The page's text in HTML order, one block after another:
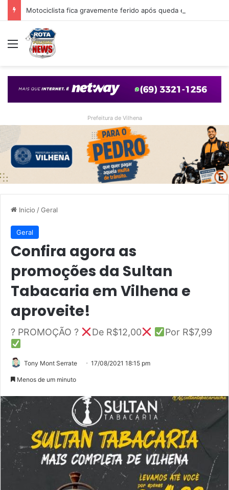
Menu
Prefeitura de Vilhena
Inicio /Geral
Geral
Confira agora as
promoções da Sultan
Tabacaria em Vilhena e
aproveite!
? PROMOÇÃO ? De R$12,00 Por R$7,99
Tony Mont Serrate 17/08/2021 18:15 pm
Menos de um minuto